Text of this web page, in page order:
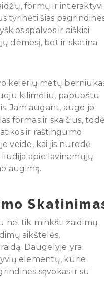
formų ir
tyrinėti šias
spalvos ir aiškiai
dėmesį, bet ir skatina
kelerių metų
kilimėliu, papuoštu
Jam augant, augo jo
formas ir skaičius,
ir raštingumo
veide, kai jis nurodė
apie lavinamųjų
augimą.
nei tik minkšti žaidimų
aikštelės,
Daugelyje yra
elementų, kurie
sąvokas ir su